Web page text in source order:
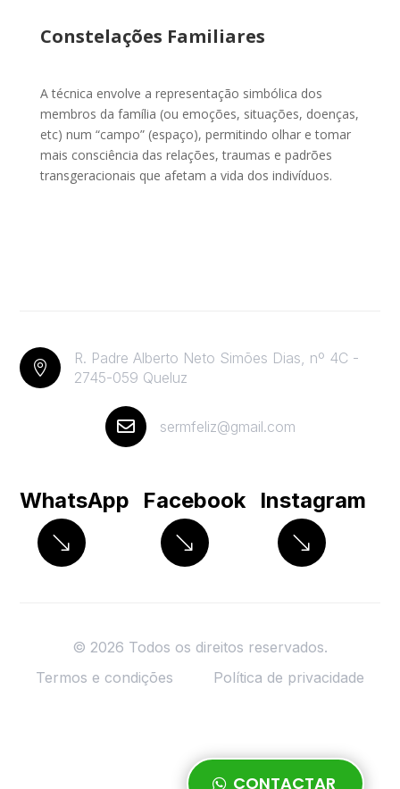
Constelações Familiares
A técnica envolve a representação simbólica dos
membros da família (ou emoções, situações, doenças,
etc) num “campo” (espaço), permitindo olhar e tomar
mais consciência das relações, traumas e padrões
transgeracionais que afetam a vida dos indivíduos.

R. Padre Alberto Neto Simões Dias, nº 4C -
2745-059 Queluz
 sermfeliz@gmail.com
WhatsApp Facebook Instagram
© 2026 Todos os direitos reservados.
Termos e condições
Política de privacidade
CONTACTAR